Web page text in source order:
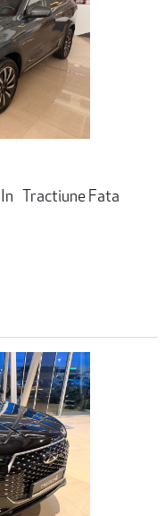
Tractiune Fata